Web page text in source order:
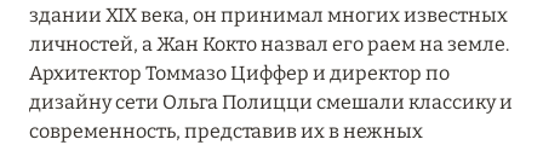
здании XIX века, он принимал многих известных
личностей, а Жан Кокто назвал его раем на земле.
Архитектор Томмазо Циффер и директор по
дизайну сети Ольга Полицци смешали классику и
современность, представив их в нежных